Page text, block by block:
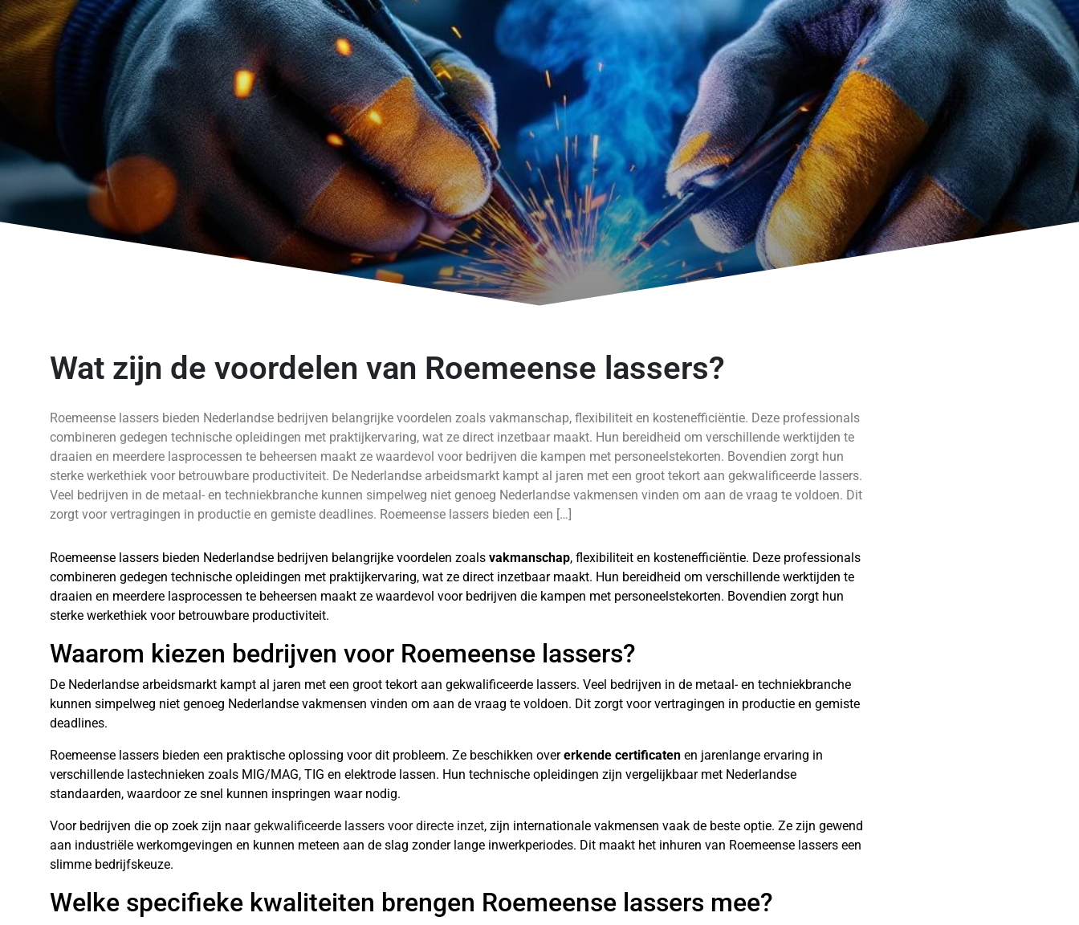
Wat zijn de voordelen van Roemeense lassers?
Roemeense lassers bieden Nederlandse bedrijven belangrijke voordelen zoals vakmanschap, flexibiliteit en kostenefficiëntie. Deze professionals
combineren gedegen technische opleidingen met praktijkervaring, wat ze direct inzetbaar maakt. Hun bereidheid om verschillende werktijden te
draaien en meerdere lasprocessen te beheersen maakt ze waardevol voor bedrijven die kampen met personeelstekorten. Bovendien zorgt hun
sterke werkethiek voor betrouwbare productiviteit. De Nederlandse arbeidsmarkt kampt al jaren met een groot tekort aan gekwalificeerde lassers.
Veel bedrijven in de metaal- en techniekbranche kunnen simpelweg niet genoeg Nederlandse vakmensen vinden om aan de vraag te voldoen. Dit
zorgt voor vertragingen in productie en gemiste deadlines. Roemeense lassers bieden een […]
Roemeense lassers bieden Nederlandse bedrijven belangrijke voordelen zoals vakmanschap, flexibiliteit en kostenefficiëntie. Deze professionals
combineren gedegen technische opleidingen met praktijkervaring, wat ze direct inzetbaar maakt. Hun bereidheid om verschillende werktijden te
draaien en meerdere lasprocessen te beheersen maakt ze waardevol voor bedrijven die kampen met personeelstekorten. Bovendien zorgt hun
sterke werkethiek voor betrouwbare productiviteit.
Waarom kiezen bedrijven voor Roemeense lassers?
De Nederlandse arbeidsmarkt kampt al jaren met een groot tekort aan gekwalificeerde lassers. Veel bedrijven in de metaal- en techniekbranche
kunnen simpelweg niet genoeg Nederlandse vakmensen vinden om aan de vraag te voldoen. Dit zorgt voor vertragingen in productie en gemiste
deadlines.
Roemeense lassers bieden een praktische oplossing voor dit probleem. Ze beschikken overerkende certificaten en jarenlange ervaring in
verschillende lastechnieken zoals MIG/MAG, TIG en elektrode lassen. Hun technische opleidingen zijn vergelijkbaar met Nederlandse
standaarden, waardoor ze snel kunnen inspringen waar nodig.
Voor bedrijven die op zoek zijn naargekwalificeerde lassers voor directe inzet, zijn internationale vakmensen vaak de beste optie. Ze zijn gewend
aan industriële werkomgevingen en kunnen meteen aan de slag zonder lange inwerkperiodes. Dit maakt het inhuren van Roemeense lassers een
slimme bedrijfskeuze.
Welke specifieke kwaliteiten brengen Roemeense lassers mee?